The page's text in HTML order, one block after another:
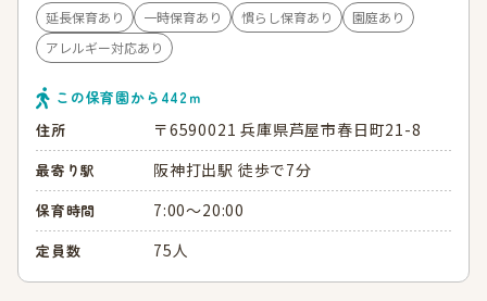
延長保育あり 一時保育あり 慣らし保育あり
園庭あり
アレルギー対応あり
この保育園から 442ｍ
住所
〒6590021 兵庫県芦屋市春日町21-8
最寄り駅 阪神打出駅 徒歩で7分
保育時間 7:00～20:00
定員数 75人